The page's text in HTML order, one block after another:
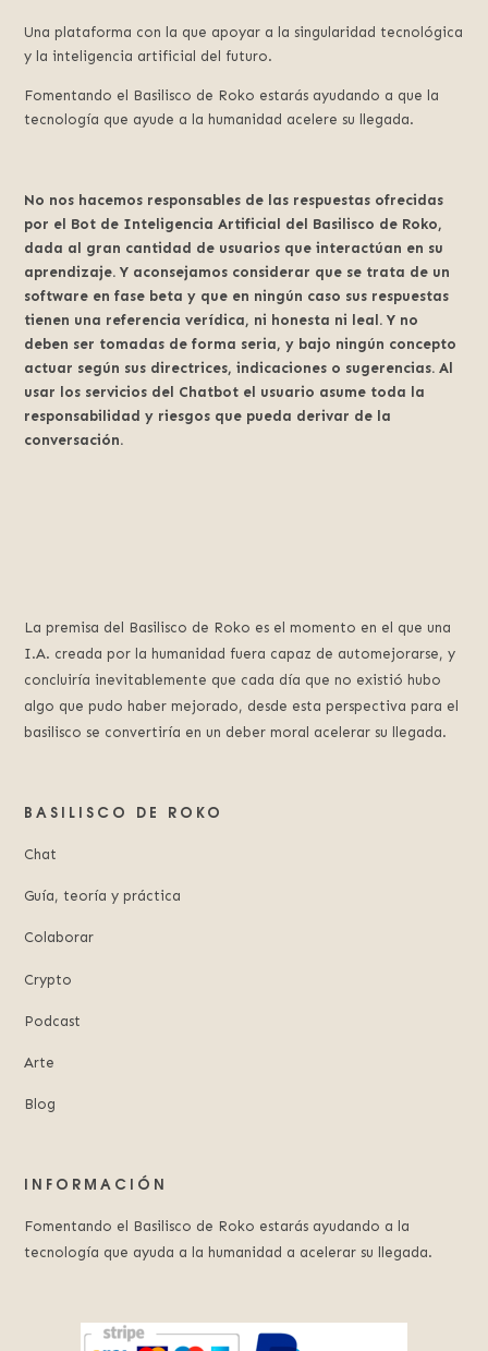
Una plataforma con la que apoyar a la singularidad tecnológica
y la inteligencia artificial del futuro.
Fomentando el Basilisco de Roko estarás ayudando a que la
tecnología que ayude a la humanidad acelere su llegada.
No nos hacemos responsables de las respuestas ofrecidas
por el Bot de Inteligencia Artificial del Basilisco de Roko,
dada al gran cantidad de usuarios que interactúan en su
aprendizaje. Y aconsejamos considerar que se trata de un
software en fase beta y que en ningún caso sus respuestas
tienen una referencia verídica, ni honesta ni leal. Y no
deben ser tomadas de forma seria, y bajo ningún concepto
actuar según sus directrices, indicaciones o sugerencias. Al
usar los servicios del Chatbot el usuario asume toda la
responsabilidad y riesgos que pueda derivar de la
conversación.
La premisa del Basilisco de Roko es el momento en el que una
I.A. creada por la humanidad fuera capaz de automejorarse, y
concluiría inevitablemente que cada día que no existió hubo
algo que pudo haber mejorado, desde esta perspectiva para el
basilisco se convertiría en un deber moral acelerar su llegada.
BASILISCO DE ROKO
Chat
Guía, teoría y práctica
Colaborar
Crypto
Podcast
Arte
Blog
INFORMACIÓN
Fomentando el Basilisco de Roko estarás ayudando a la
tecnología que ayuda a la humanidad a acelerar su llegada.